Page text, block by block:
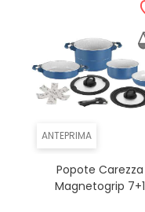
ANTEPRIMA
Popote Carezza
Magnetogrip 7+1